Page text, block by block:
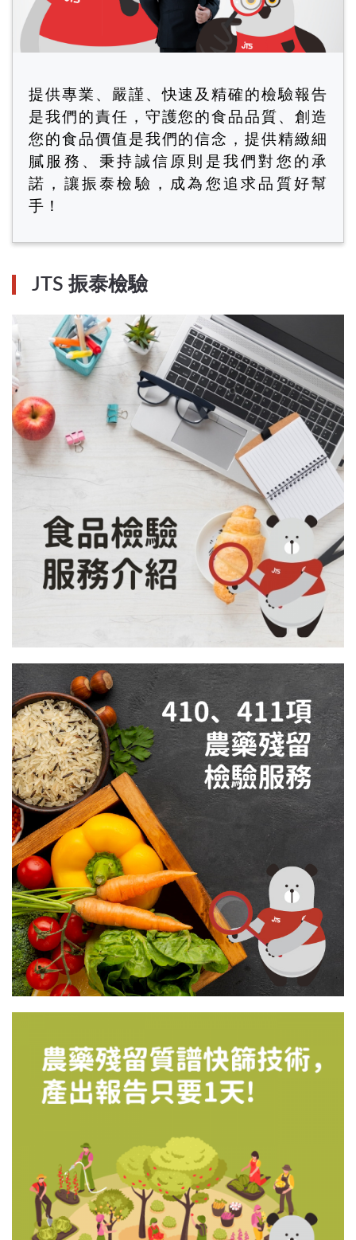
提供專業、嚴謹、快速及精確的檢驗報告
是我們的責任，守護您的食品品質、創造
您的食品價值是我們的信念，提供精緻細
膩服務、秉持誠信原則是我們對您的承
諾，讓振泰檢驗，成為您追求品質好幫
手！
JTS 振泰檢驗